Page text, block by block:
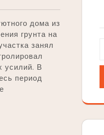
дома из
грунта на
занял
усилий. В
период